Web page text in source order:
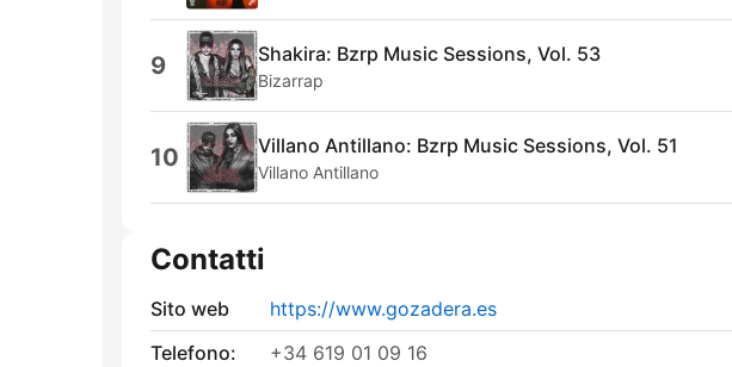
9 Shakira: Bzrp Music Sessions, Vol. 53
Bizarrap
10 Villano Antillano: Bzrp Music Sessions, Vol. 51
Villano Antillano
Contatti
Sito web
https://www.gozadera.es
Telefono:
+34 619 01 09 16